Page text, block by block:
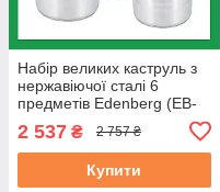
Набір великих каструль з
нержавіючої сталі 6
предметів Edenberg (EB-
2 537 ₴ 2 757 ₴
Купити